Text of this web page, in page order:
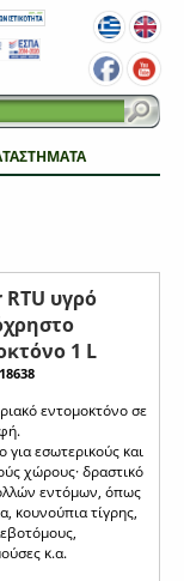
υγρό
1 L
εντομοκτόνο σε
για εσωτερικούς και
χώρους· δραστικό
εντόμων, όπως
κουνούπια τίγρης,
κ.α.